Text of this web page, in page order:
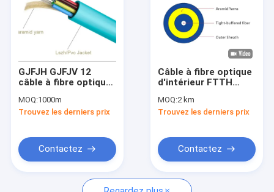
Vidéos
Spectacle de réalité virtuelle
À propos de nous
Contrôle qualité
Contactez-nous
GJFJH GJFJV 12
câble à fibre optique
intérieure LSZH
mode unique
MOQ:1000m
Trouvez les derniers prix
Contactez
Câble à fibre optique
d'intérieur FTTH
Duplex, cordon de
raccordement à fibre
MOQ:2 km
Trouvez les derniers prix
Contactez